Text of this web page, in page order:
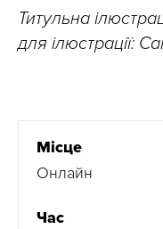
Титульна
для ілюстрації:
Місце
Онлайн
Час